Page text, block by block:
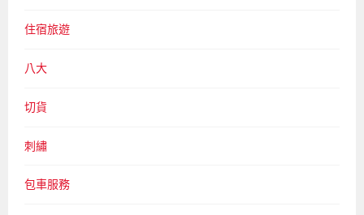
住宿旅遊
八大
切貨
刺繡
包車服務